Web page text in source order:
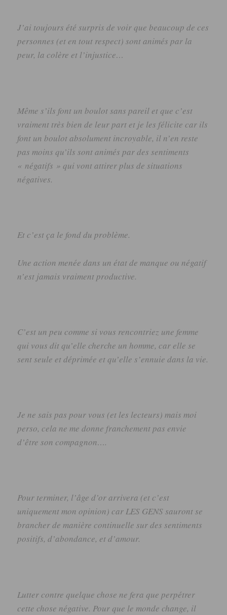
J’ai toujours été surpris de voir que beaucoup de ces
personnes (et en tout respect) sont animés par la
peur, la colère et l’injustice…
Même s’ils font un boulot sans pareil et que c’est
vraiment très bien de leur part et je les félicite car ils
font un boulot absolument incroyable, il n’en reste
pas moins qu’ils sont animés par des sentiments
« négatifs » qui vont attirer plus de situations
négatives.
Et c’est ça le fond du problème.
Une action menée dans un état de manque ou négatif
n’est jamais vraiment productive.
C’est un peu comme si vous rencontriez une femme
qui vous dit qu’elle cherche un homme, car elle se
sent seule et déprimée et qu’elle s’ennuie dans la vie.
Je ne sais pas pour vous (et les lecteurs) mais moi
perso, cela ne me donne franchement pas envie
d’être son compagnon….
Pour terminer, l’âge d’or arrivera (et c’est
uniquement mon opinion) car LES GENS sauront se
brancher de manière continuelle sur des sentiments
positifs, d’abondance, et d’amour.
Lutter contre quelque chose ne fera que perpétrer
cette chose négative. Pour que le monde change, il